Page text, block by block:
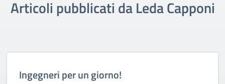
Articoli pubblicati da Leda Capponi
Ingegneri per un giorno!